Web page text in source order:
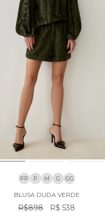
PP P M G GG
BLUSA DUDA VERDE
R$898 R$ 538